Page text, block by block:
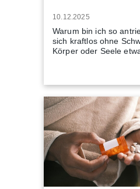
10.12.2025
Warum bin ich so
sich kraftlos ohne
Körper oder Seele